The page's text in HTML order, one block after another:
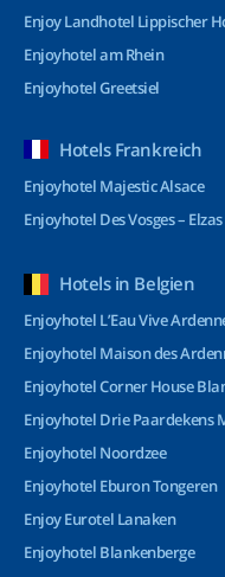
Enjoy Landhotel Lippischer
Enjoyhotel am Rhein
Enjoyhotel Greetsiel
Hotels Frankreich
Enjoyhotel Majestic Alsace
Enjoyhotel Des Vosges – Elzas
Hotels in Belgien
Enjoyhotel L’Eau Vive
Enjoyhotel Maison des
Enjoyhotel Corner House
Enjoyhotel Drie Paardekens
Enjoyhotel Noordzee
Enjoyhotel Eburon Tongeren
Enjoy Eurotel Lanaken
Enjoyhotel Blankenberge